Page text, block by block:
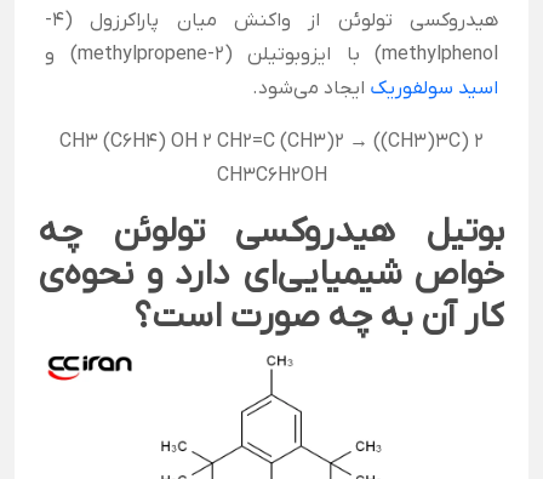
هیدروکسی تولوئن از واکنش میان پاراکرزول (4-
methylphenol) با ایزوبوتیلن (2-methylpropene) و
اسید سولفوریک ایجاد می‌شود.
CH3 (C6H4) OH 2 CH2=C (CH3)2 → ((CH3)3C) 2
CH3C6H2OH
بوتیل هیدروکسی تولوئن چه
خواص شیمیایی‌ای دارد و نحوه‌ی
کار آن به چه صورت است؟